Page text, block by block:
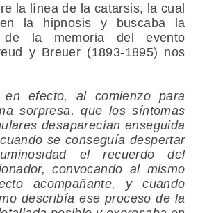
la línea de la catarsis, la cual
la hipnosis y buscaba la
de la memoria del evento
y Breuer (1893-1895) nos
en efecto, al comienzo para
sorpresa, que los síntomas
desaparecían enseguida
se conseguía despertar
el recuerdo del
convocando al mismo
acompañante, y cuando
describía ese proceso de la